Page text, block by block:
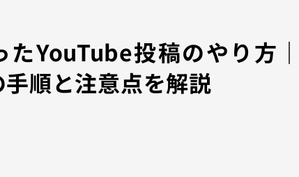
たYouTube投稿のやり方
順と注意点を解説